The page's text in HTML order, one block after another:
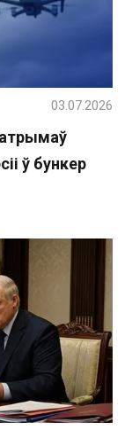
атрымаў
ў бункер
03.07.2026